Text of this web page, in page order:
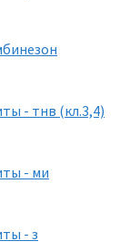
- тнв (кл.3,4)
- ми
- з